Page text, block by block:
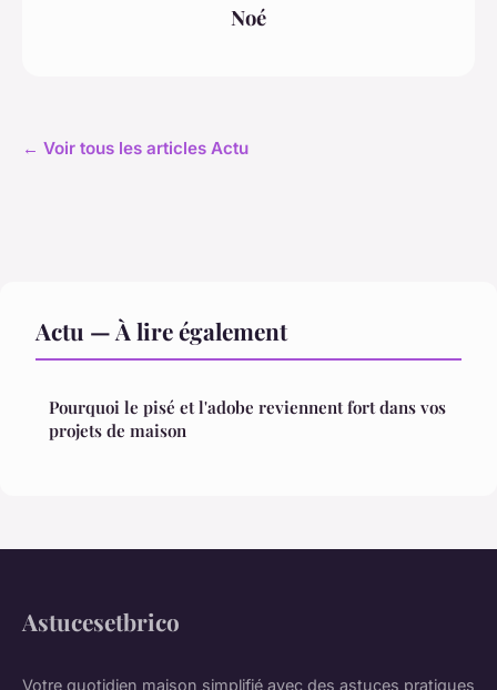
Noé
← Voir tous les articles Actu
Actu — À lire également
Pourquoi le pisé et l'adobe reviennent fort dans vos
projets de maison
Astucesetbrico
Votre quotidien maison simplifié avec des astuces pratiques